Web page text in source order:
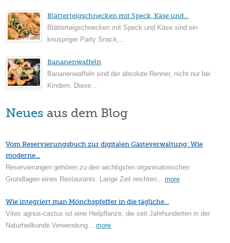
Blätterteigschnecken mit Speck, Käse und...
Blätterteigschnecken mit Speck und Käse sind ein
knuspriger Party Snack,...
Bananenwaffeln
Bananenwaffeln sind der absolute Renner, nicht nur bei
Kindern. Diese...
Neues aus dem Blog
Vom Reservierungsbuch zur digitalen Gästeverwaltung: Wie
moderne...
Reservierungen gehören zu den wichtigsten organisatorischen
Grundlagen eines Restaurants. Lange Zeit reichten...more
Wie integriert man Mönchspfeffer in die tägliche...
Vitex agnus-castus ist eine Heilpflanze, die seit Jahrhunderten in der
Naturheilkunde Verwendung...more